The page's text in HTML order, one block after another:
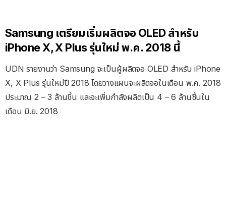
Samsung เตรียมเริ่มผลิตจอ OLED สำหรับ
iPhone X, X Plus รุ่นใหม่ พ.ค. 2018 นี้
UDN รายงานว่า Samsung จะเป็นผู้ผลิตจอ OLED สำหรับ iPhone
X, X Plus รุ่นใหม่ปี 2018 โดยวางแผนจะผลิตจอในเดือน พ.ค. 2018
ประมาณ 2 – 3 ล้านชิ้น และจะเพิ่มกำลังผลิตเป็น 4 – 6 ล้านชิ้นใน
เดือน มิ.ย. 2018